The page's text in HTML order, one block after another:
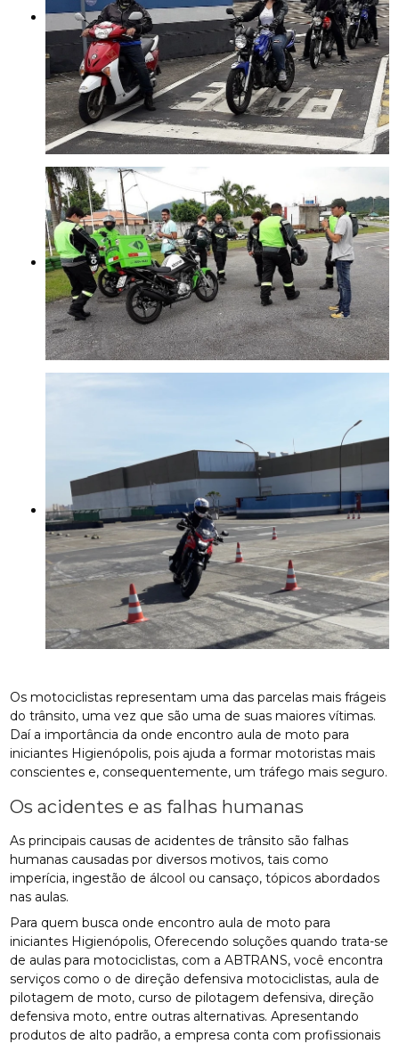
Os motociclistas representam uma das parcelas mais frágeis
do trânsito, uma vez que são uma de suas maiores vítimas.
Daí a importância da onde encontro aula de moto para
iniciantes Higienópolis, pois ajuda a formar motoristas mais
conscientes e, consequentemente, um tráfego mais seguro.
Os acidentes e as falhas humanas
As principais causas de acidentes de trânsito são falhas
humanas causadas por diversos motivos, tais como
imperícia, ingestão de álcool ou cansaço, tópicos abordados
nas aulas.
Para quem busca onde encontro aula de moto para
iniciantes Higienópolis, Oferecendo soluções quando trata-se
de aulas para motociclistas, com a ABTRANS, você encontra
serviços como o de direção defensiva motociclistas, aula de
pilotagem de moto, curso de pilotagem defensiva, direção
defensiva moto, entre outras alternativas. Apresentando
produtos de alto padrão, a empresa conta com profissionais